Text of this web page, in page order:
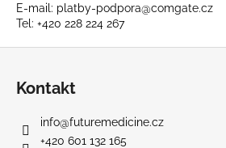
E-mail: platby-podpora@comgate.cz
Tel: +420 228 224 267
Kontakt
info@futuremedicine.cz
+420 601 132 165